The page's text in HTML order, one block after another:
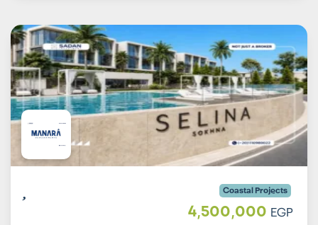
Coastal Projects
4,500,000 EGP